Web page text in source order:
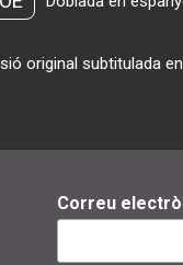
original subtitulada
Correu